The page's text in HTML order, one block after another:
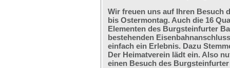
Wir freuen uns auf Ihren Besuch
bis Ostermontag. Auch die 16
Elementen des Burgsteinfurter
bestehenden
einfach ein Erlebnis. Dazu
Der Heimatverein lädt ein. Also
einen Besuch des